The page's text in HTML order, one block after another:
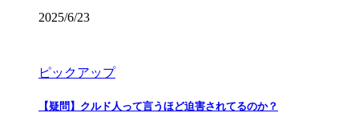
2025/6/23
ピックアップ
【疑問】クルド人って言うほど迫害されてるのか？